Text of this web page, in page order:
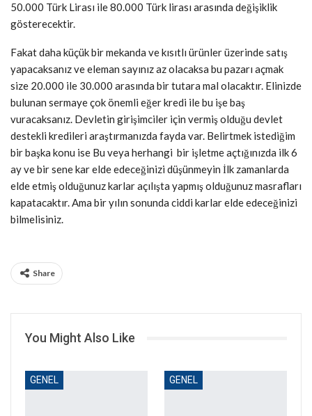
50.000 Türk Lirası ile 80.000 Türk lirası arasında değişiklik
gösterecektir.
Fakat daha küçük bir mekanda ve kısıtlı ürünler üzerinde satış
yapacaksanız ve eleman sayınız az olacaksa bu pazarı açmak
size 20.000 ile 30.000 arasında bir tutara mal olacaktır. Elinizde
bulunan sermaye çok önemli eğer kredi ile bu işe baş
vuracaksanız. Devletin girişimciler için vermiş olduğu devlet
destekli kredileri araştırmanızda fayda var. Belirtmek istediğim
bir başka konu ise Bu veya herhangi bir işletme açtığınızda ilk 6
ay ve bir sene kar elde edeceğinizi düşünmeyin İlk zamanlarda
elde etmiş olduğunuz karlar açılışta yapmış olduğunuz masrafları
kapatacaktır. Ama bir yılın sonunda ciddi karlar elde edeceğinizi
bilmelisiniz.
Share
You Might Also Like
GENEL GENEL